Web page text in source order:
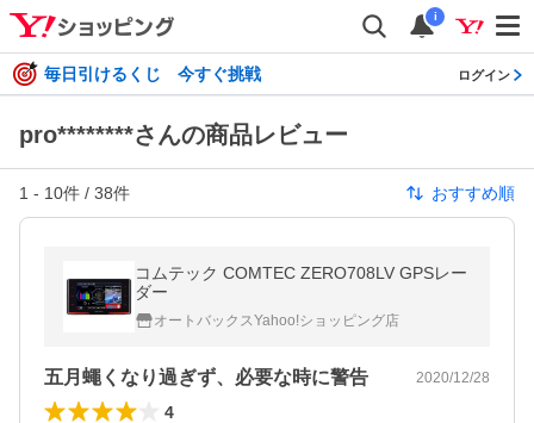
i
毎日引けるくじ 今すぐ挑戦 ログイン
pro********さんの商品レビュー
1 - 10件 / 38件 おすすめ順
コムテック COMTEC ZERO708LV GPSレー
ダー
オートバックスYahoo!ショッピング店
五月蠅くなり過ぎず、必要な時に警告 2020/12/28
4